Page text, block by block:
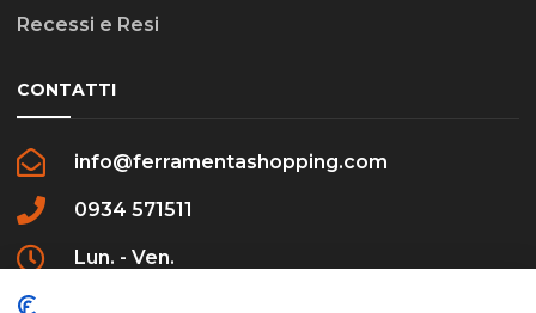
Recessi e Resi
CONTATTI
info@ferramentashopping.com
0934 571511
Lun. - Ven.